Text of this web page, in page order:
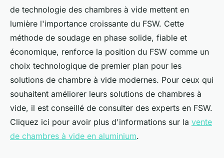
de technologie des chambres à vide mettent en
lumière l'importance croissante du FSW. Cette
méthode de soudage en phase solide, fiable et
économique, renforce la position du FSW comme un
choix technologique de premier plan pour les
solutions de chambre à vide modernes. Pour ceux qui
souhaitent améliorer leurs solutions de chambres à
vide, il est conseillé de consulter des experts en FSW.
Cliquez ici pour avoir plus d'informations sur la vente
de chambres à vide en aluminium.